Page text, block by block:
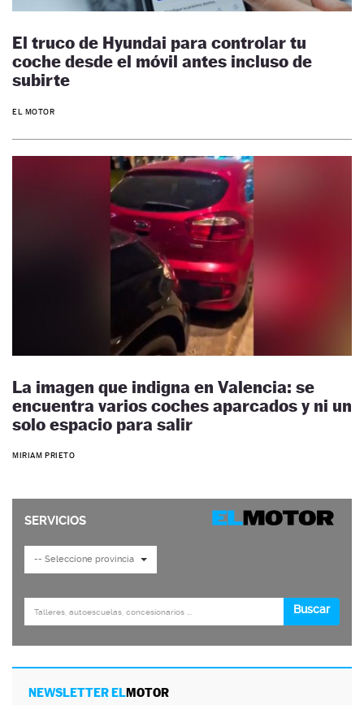
El truco de Hyundai para controlar tu
coche desde el móvil antes incluso de
subirte
EL MOTOR
La imagen que indigna en Valencia: se
encuentra varios coches aparcados y ni un
solo espacio para salir
MIRIAM PRIETO
NEWSLETTER ELMOTOR